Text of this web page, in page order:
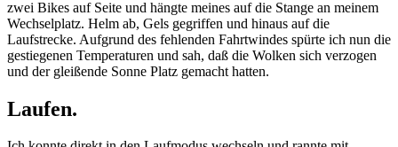
zwei Bikes auf Seite und hängte meines auf die Stange an meinem
Wechselplatz. Helm ab, Gels gegriffen und hinaus auf die
Laufstrecke. Aufgrund des fehlenden Fahrtwindes spürte ich nun die
gestiegenen Temperaturen und sah, daß die Wolken sich verzogen
und der gleißende Sonne Platz gemacht hatten.
Laufen.